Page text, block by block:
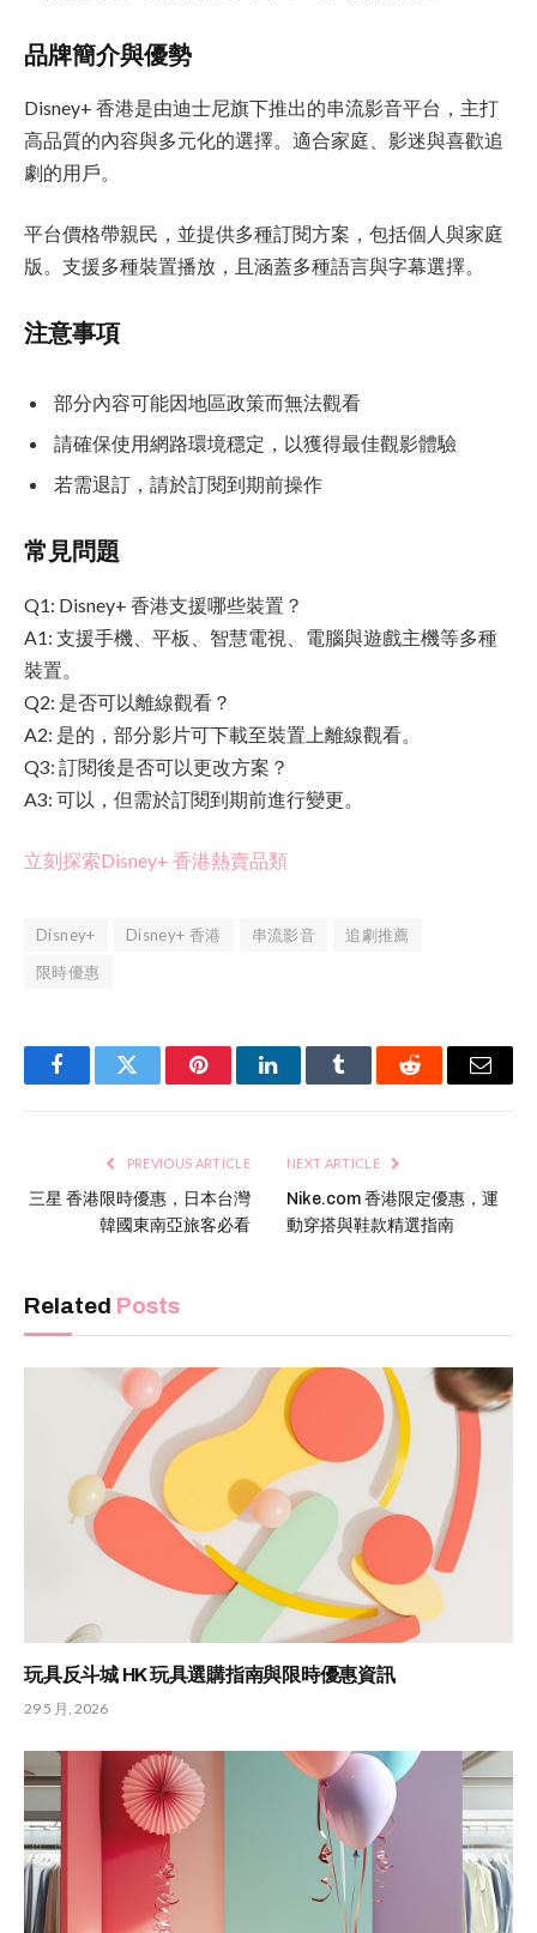
品牌簡介與優勢
Disney+ 香港是由迪士尼旗下推出的串流影音平台，主打
高品質的內容與多元化的選擇。適合家庭、影迷與喜歡追
劇的用戶。
平台價格帶親民，並提供多種訂閱方案，包括個人與家庭
版。支援多種裝置播放，且涵蓋多種語言與字幕選擇。
注意事項
部分內容可能因地區政策而無法觀看
請確保使用網路環境穩定，以獲得最佳觀影體驗
若需退訂，請於訂閱到期前操作
常見問題
Q1: Disney+ 香港支援哪些裝置？
A1: 支援手機、平板、智慧電視、電腦與遊戲主機等多種
裝置。
Q2: 是否可以離線觀看？
A2: 是的，部分影片可下載至裝置上離線觀看。
Q3: 訂閱後是否可以更改方案？
A3: 可以，但需於訂閱到期前進行變更。
立刻探索Disney+ 香港熱賣品類
Disney+ Disney+ 香港 串流影音
追劇推薦
限時優惠
FacebookTwitter PinterestLinkedInTumblr Reddit Email
PREVIOUS ARTICLE
三星 香港限時優惠，日本台灣
韓國東南亞旅客必看
NEXT ARTICLE
Nike.com 香港限定優惠，運
動穿搭與鞋款精選指南
Related Posts
玩具反斗城 HK 玩具選購指南與限時優惠資訊
29 5 月, 2026